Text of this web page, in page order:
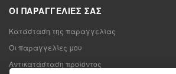
ΟΙ ΠΑΡΑΓΓΕΛΊΕΣ ΣΑΣ
Κατάσταση της παραγγελίας
Οι παραγγελίες μου
Αντικατάσταση προϊόντος